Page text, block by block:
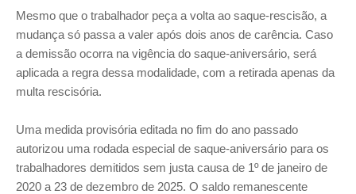
Mesmo que o trabalhador peça a volta ao saque-rescisão, a
mudança só passa a valer após dois anos de carência. Caso
a demissão ocorra na vigência do saque-aniversário, será
aplicada a regra dessa modalidade, com a retirada apenas da
multa rescisória.
Uma medida provisória editada no fim do ano passado
autorizou uma rodada especial de saque-aniversário para os
trabalhadores demitidos sem justa causa de 1º de janeiro de
2020 a 23 de dezembro de 2025. O saldo remanescente